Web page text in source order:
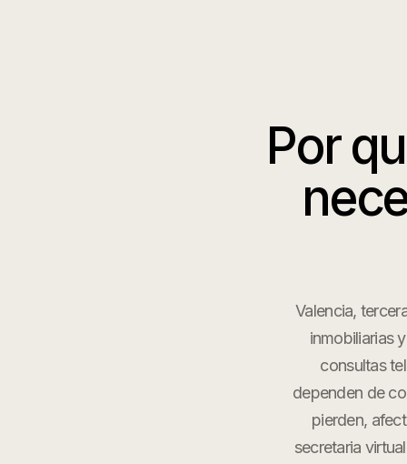
Por
Valencia,
inmobiliarias
consultas
dependen de
pierden,
secretaria